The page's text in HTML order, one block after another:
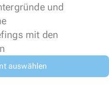
und
mit den
auswählen